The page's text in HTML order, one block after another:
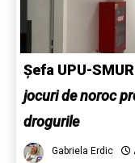
Șefa UPU-
jocuri de noroc
drogurile
Gabriela Erdic